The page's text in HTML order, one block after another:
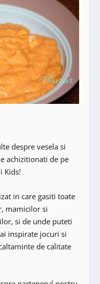
despre vesela si
achizitionati de pe
Kids!
in care gasiti toate
mamicilor si
si de unde puteti
inspirate jocuri si
de calitate